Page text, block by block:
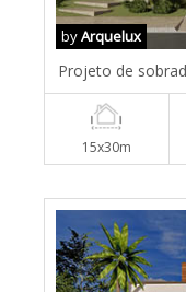
byArquelux
Projeto de
15x30m